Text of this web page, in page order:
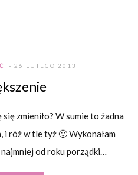
- 26 LUTEGO 2013
zmieniło? W sumie to żadna
i róż w tle tyż 🙂 Wykonałam
od roku porządki…